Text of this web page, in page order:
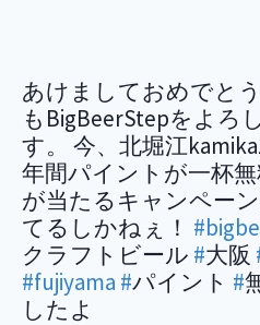
あけましておめでと
もBigBeerStepをよろ
す。 今、北堀江
年間パイントが一杯
が当たるキャンペー
てるしかねぇ！
クラフトビール #大阪
#fujiyama #パイント #
したよ